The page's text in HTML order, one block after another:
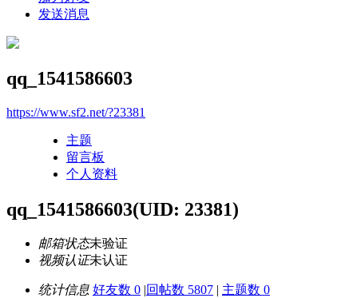
发送消息
qq_1541586603
https://www.sf2.net/?23381
主题
留言板
个人资料
qq_1541586603(UID: 23381)
邮箱状态未验证
视频认证未认证
统计信息 好友数 0 |回帖数 5807 | 主题数 0